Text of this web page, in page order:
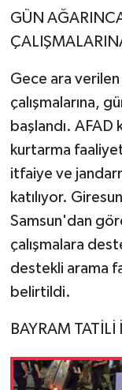
GÜN
Gece ara
çalışmalarına,
başlandı.
kurtarma
itfaiye ve
katılıyor.
Samsun'dan
çalışmalara
destekli arama
belirtildi.
BAYRAM